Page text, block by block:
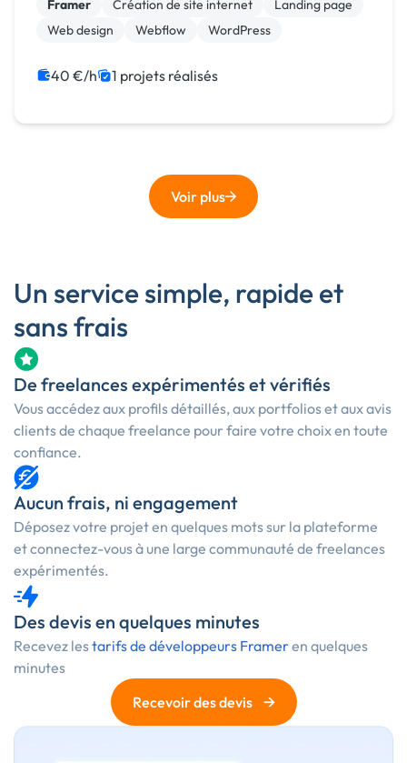
Framer Création de site internet
Landing page
Web design
Webflow WordPress
40 €/h 1 projets réalisés
Voir plus
Un service simple, rapide et
sans frais
De freelances expérimentés et vérifiés
Vous accédez aux profils détaillés, aux portfolios et aux avis
clients de chaque freelance pour faire votre choix en toute
confiance.
Aucun frais, ni engagement
Déposez votre projet en quelques mots sur la plateforme
et connectez-vous à une large communauté de freelances
expérimentés.
Des devis en quelques minutes
Recevez lestarifs de développeurs Frameren quelques
minutes
Recevoir des devis
→